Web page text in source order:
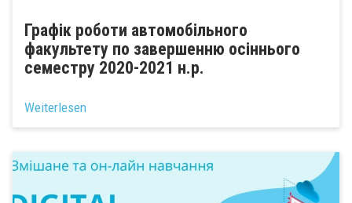
Графік роботи автомобільного
факультету по завершенню осіннього
семестру 2020-2021 н.р.
Weiterlesen